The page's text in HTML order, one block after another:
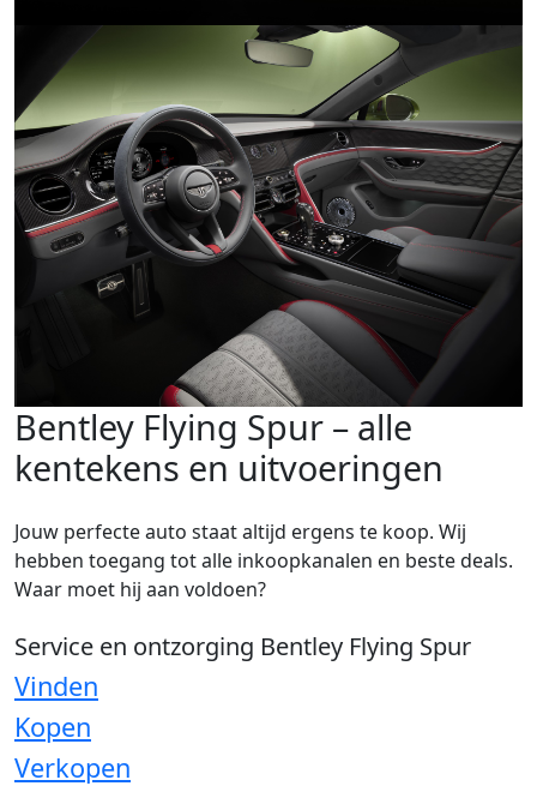
Bentley Flying Spur – alle
kentekens en uitvoeringen
Jouw perfecte auto staat altijd ergens te koop. Wij
hebben toegang tot alle inkoopkanalen en beste deals.
Waar moet hij aan voldoen?
Service en ontzorging Bentley Flying Spur
Vinden
Kopen
Verkopen